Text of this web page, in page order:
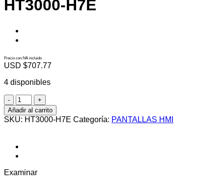
HT3000-H7E
Precio con IVA incluido
USD $707.77
4 disponibles
HT3000-
H7E
cantidad
Añadir al carrito
SKU: HT3000-H7E Categoría: PANTALLAS HMI
Examinar